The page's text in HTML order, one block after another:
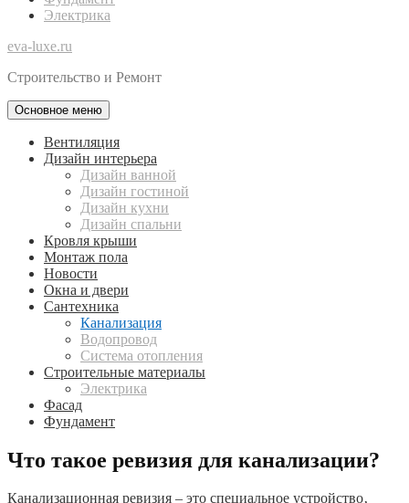
Электрика
eva-luxe.ru
Строительство и Ремонт
Основное меню
Вентиляция
Дизайн интерьера
Дизайн ванной
Дизайн гостиной
Дизайн кухни
Дизайн спальни
Кровля крыши
Монтаж пола
Новости
Окна и двери
Сантехника
Канализация
Водопровод
Система отопления
Строительные материалы
Электрика
Фасад
Фундамент
Что такое ревизия для канализации?
Канализационная ревизия – это специальное устройство‚